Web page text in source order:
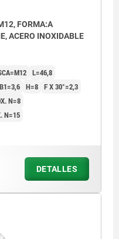
FORMA:A
ACERO INOXIDABLE
L=46,8
B1=3,6 H=8 F X 30°=2,3
N=8
N=15
DETALLES